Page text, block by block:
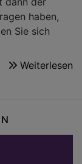
haben,
Sie sich
Weiterlesen